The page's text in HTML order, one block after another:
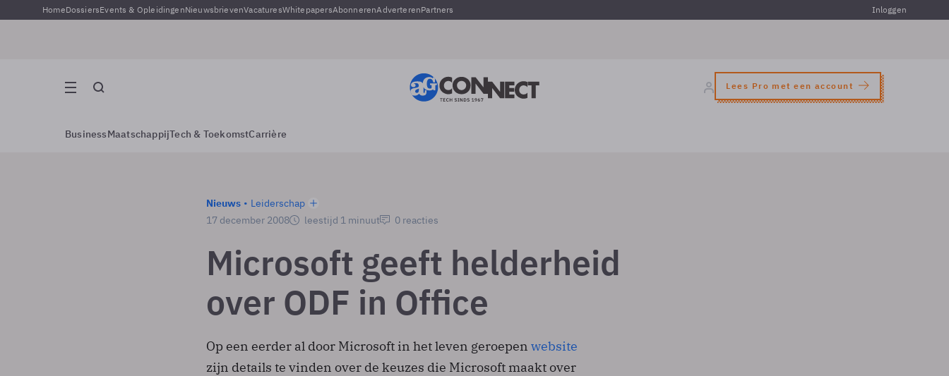
HomeDossiersEvents & OpleidingenNieuwsbrievenVacaturesWhitepapersAbonnerenAdverterenPartners Inloggen
Lees Pro met een account
BusinessMaatschappijTech & ToekomstCarrière
Nieuws
Leiderschap
17 december 2008
leestijd 1 minuut 0 reacties
Microsoft geeft helderheid
over ODF in Office
Op een eerder al door Microsoft in het leven geroepen website
zijn details te vinden over de keuzes die Microsoft maakt over